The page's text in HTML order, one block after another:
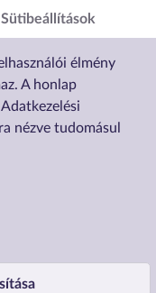
élmény
A honlap
nézve tudomásul
Sütibeállítások